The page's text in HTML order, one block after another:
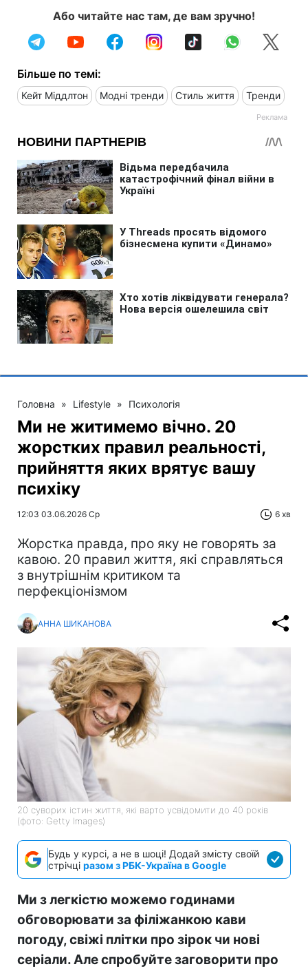
Або читайте нас там, де вам зручно!
Більше по темі:
Кейт Міддлтон Модні тренди Стиль життя Тренди
Головна » Lifestyle » Психологія
Ми не житимемо вічно. 20
жорстких правил реальності,
прийняття яких врятує вашу
психіку
12:03 03.06.2026 Ср 6 хв
Жорстка правда, про яку не говорять за
кавою. 20 правил життя, які справляться
з внутрішнім критиком та
перфекціонізмом
АННА ШИКАНОВА
20 суворих істин життя, які варто усвідомити до 40 років
(фото: Getty Images)
Будь у курсі, а не в шоці! Додай змісту своїй
стрічці разом з РБК-Україна в Google
Ми з легкістю можемо годинами
обговорювати за філіжанкою кави
погоду, свіжі плітки про зірок чи нові
серіали. Але спробуйте заговорити про